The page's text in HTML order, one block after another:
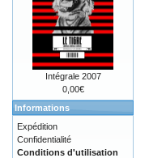
Intégrale 2007
0,00€
Informations
Expédition
Confidentialité
Conditions d'utilisation